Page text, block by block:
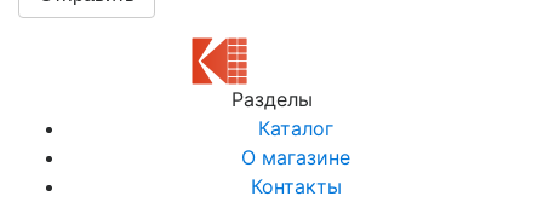
Разделы
Каталог
О магазине
Контакты